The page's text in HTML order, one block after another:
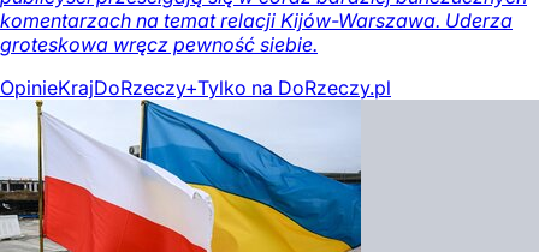
komentarzach na temat relacji Kijów-Warszawa. Uderza
groteskowa wręcz pewność siebie.
OpinieKrajDoRzeczy+Tylko na DoRzeczy.pl